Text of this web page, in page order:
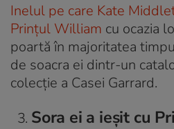
Inelul pe care Kate
Prințul William cu ocazia
poartă în majoritatea
de soacra ei dintr-un
colecție a Casei Garrard.
Sora ei a ieșit cu